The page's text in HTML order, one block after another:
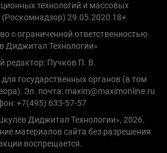
технологий и массовых
29.05.2020 18+
с ограниченной ответственностью
Диджитал Технологии»
редактор: Пучков П. В.
государственных органов (в том
Эл. почта: maxim@maximonline.ru
+7(495) 633-57-57
Диджитал Технологии», 2026.
материалов сайта без разрешения
воспрещается.